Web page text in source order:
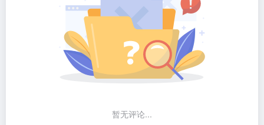
暂无评论...